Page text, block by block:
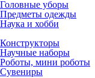
Головные уборы
Предметы одежды
Наука и хобби
Конструкторы
Научные наборы
Роботы, мини роботы
Сувениры